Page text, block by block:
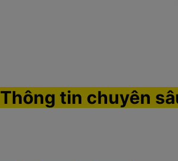
Thông tin chuyên